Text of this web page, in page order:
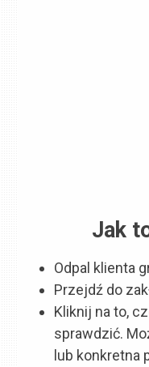
Jak
Odpal klienta
Przejdź do
Kliknij na to,
sprawdzić.
lub konkretna